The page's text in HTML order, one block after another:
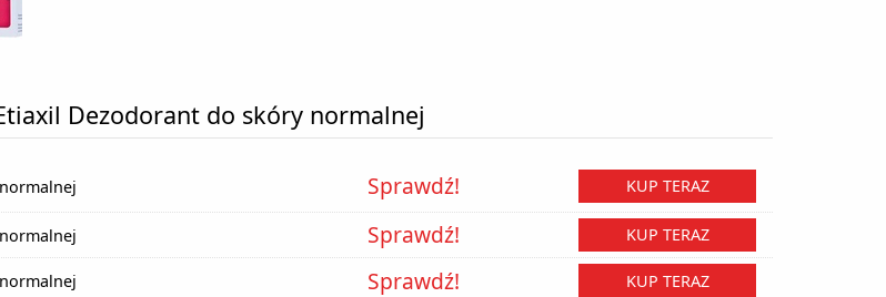
Dezodorant do skóry normalnej
Sprawdź! KUP TERAZ
Sprawdź! KUP TERAZ
Sprawdź! KUP TERAZ